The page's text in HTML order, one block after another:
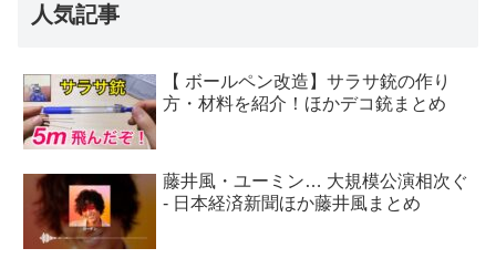
人気記事
【 ボールペン改造】サラサ銃の作り
方・材料を紹介！ほかデコ銃まとめ
藤井風・ユーミン… 大規模公演相次ぐ
- 日本経済新聞ほか藤井風まとめ